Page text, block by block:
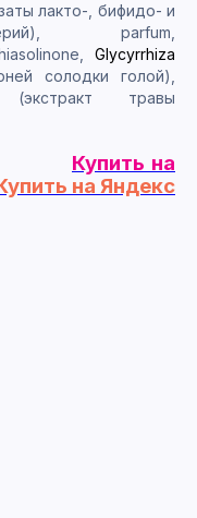
лакто-, бифидо- и
parfum,
Glycyrrhiza
солодки голой),
травы
Купить на
на Яндекс